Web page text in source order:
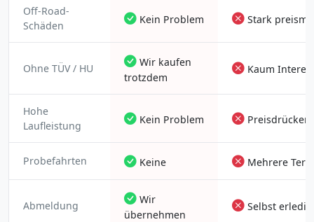
Off-Road-
Schäden
Kein Problem Stark
Ohne TÜV / HU
Wir kaufen
trotzdem
Kaum
Hohe
Laufleistung
Kein Problem
Probefahrten Keine Mehrere
Abmeldung
Wir
übernehmen
Selbst